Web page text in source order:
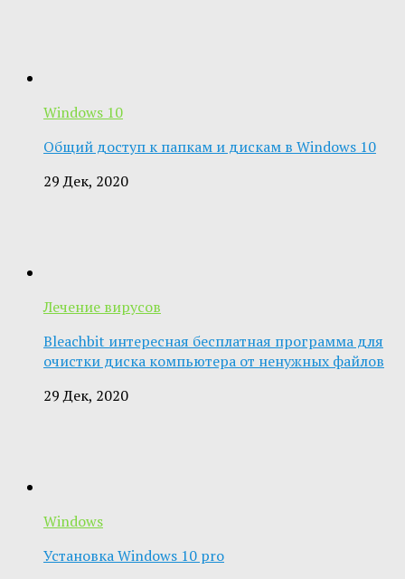
Windows 10
Общий доступ к папкам и дискам в Windows 10
29 Дек, 2020
Лечение вирусов
Bleachbit интересная бесплатная программа для
очистки диска компьютера от ненужных файлов
29 Дек, 2020
Windows
Установка Windows 10 pro